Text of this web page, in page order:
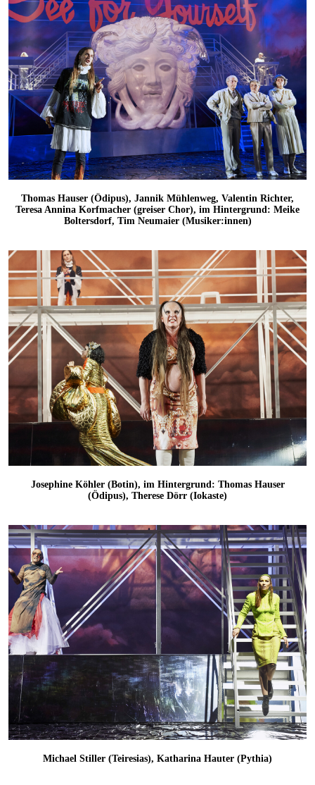
Thomas Hauser (Ödipus), Jannik Mühlenweg, Valentin Richter,
Teresa Annina Korfmacher (greiser Chor), im Hintergrund: Meike
Boltersdorf, Tim Neumaier (Musiker:innen)
Josephine Köhler (Botin), im Hintergrund: Thomas Hauser
(Ödipus), Therese Dörr (Iokaste)
Michael Stiller (Teiresias), Katharina Hauter (Pythia)